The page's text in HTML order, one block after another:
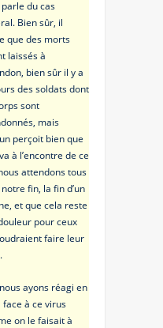
du cas
Bien sûr, il
que des morts
laissés à
bien sûr il y a
des soldats dont
sont
mais
perçoit bien que
à l’encontre de ce
attendons tous
fin, la fin d’un
et que cela reste
pour ceux
faire leur
ayons réagi en
face à ce virus
on le faisait à